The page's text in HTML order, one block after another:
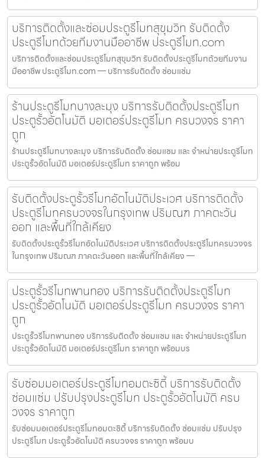
บริการติดตั้งและซ่อมประตูรีโมทสุขุมวิท รับติดตั้ง
ประตูรีโมทด้วยทีมงานมืออาชีพ ประตูรีโมท.com
บริการติดตั้งและซ่อมประตูรีโมทสุขุมวิท รับติดตั้งประตูรีโมทด้วยทีมงาน
มืออาชีพ ประตูรีโมท.com — บริการรับติดตั้ง ซ่อมแซ่ม
ร้านประตูรีโมทบางละมุง บริการรับติดตั้งประตูรีโมท
ประตูรั้วอัตโนมัติ มอเตอร์ประตูรีโมท ครบวงจร ราคา
ถูก
ร้านประตูรีโมทบางละมุง บริการรับติดตั้ง ซ่อมแซม และ จำหน่ายประตูรีโมท
ประตูรั้วอัตโนมัติ มอเตอร์ประตูรีโมท ราคาถูก พร้อม
รับติดตั้งประตูรั้วรีโมทอัตโนมัติประเวศ บริการติดตั้ง
ประตูรีโมทครบวงจรในกรุงเทพ ปริมณฑ ภาคตะวัน
ออก และพื้นที่ใกล้เคียง
รับติดตั้งประตูรั้วรีโมทอัตโนมัติประเวศ บริการติดตั้งประตูรีโมทครบวงจร
ในกรุงเทพ ปริมณฑ ภาคตะวันออก และพื้นที่ใกล้เคียง —
ประตูรั้วรีโมทพานทอง บริการรับติดตั้งประตูรีโมท
ประตูรั้วอัตโนมัติ มอเตอร์ประตูรีโมท ครบวงจร ราคา
ถูก
ประตูรั้วรีโมทพานทอง บริการรับติดตั้ง ซ่อมแซม และ จำหน่ายประตูรีโมท
ประตูรั้วอัตโนมัติ มอเตอร์ประตูรีโมท ราคาถูก พร้อมบร
รับซ่อมมอเตอร์ประตูรีโมทอมตะซิตี้ บริการรับติดตั้ง
ซ่อมแซ่ม ปรับปรุงประตูรีโมท ประตูรั้วอัตโนมัติ ครบ
วงจร ราคาถูก
รับซ่อมมอเตอร์ประตูรีโมทอมตะซิตี้ บริการรับติดตั้ง ซ่อมแซ่ม ปรับปรุง
ประตูรีโมท ประตูรั้วอัตโนมัติ ครบวงจร ราคาถูก พร้อมบ